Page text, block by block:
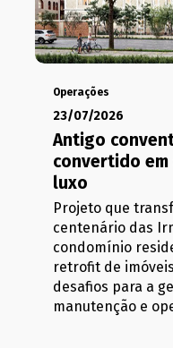
Operações
23/07/2026
Antigo
convertido
luxo
Projeto que
centenário das
condomínio
retrofit de
desafios para a
manutenção e